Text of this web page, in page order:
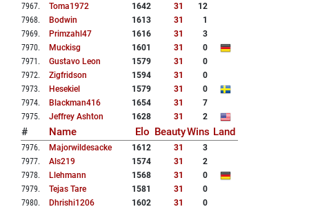
7967. Toma1972 1642 31
12
7968. Bodwin 1613 31
1
7969. Primzahl47 1616 31
3
7970. Muckisg 1601 31
0
7971 . Gustavo Leon 1579 31
0
7972. Zigfridson 1594 31
0
7973. Hesekiel 1579 31
0
7974. Blackman416 1654 31
7
7975. Jeffrey Ashton 1628 31 2
# Name Elo BeautyWins Land
7976. Majorwildesacke 1612 31
3
7977. Als219 1574 31
2
7978. Llehmann 1568 31
0
7979. Tejas Tare 1581 31
0
7980. Dhrishi1206 1602 31
0